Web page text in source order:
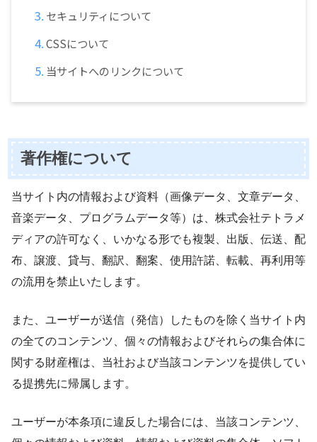
セキュリティについて
CSSについて
当サイトへのリンクについて
著作権について
当サイト内の情報および資料（画像データ、文章データ、
音楽データ、プログラムデータ等）は、株式会社テトラメ
ディアの許可なく、いかなる形でも複製、出版、伝送、配
布、譲渡、貸与、翻訳、翻案、使用許諾、転載、再利用等
の流用を禁止いたします。
また、ユーザーが送信（発信）したものを除く当サイト内
の全てのコンテンツ、個々の情報およびそれらの集合体に
関する財産権は、当社および当該コンテンツを提供してい
る提携先に帰属します。
ユーザーが本条項に違反した場合には、当該コンテンツ、